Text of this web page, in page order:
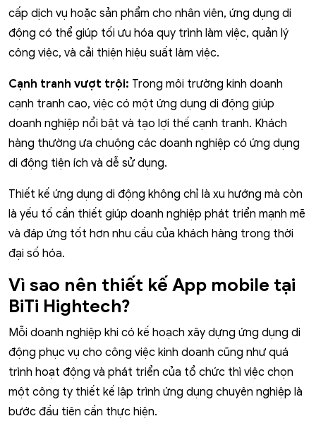
cấp dịch vụ hoặc sản phẩm cho nhân viên, ứng dụng di
động có thể giúp tối ưu hóa quy trình làm việc, quản lý
công việc, và cải thiện hiệu suất làm việc.
Cạnh tranh vượt trội: Trong môi trường kinh doanh
cạnh tranh cao, việc có một ứng dụng di động giúp
doanh nghiệp nổi bật và tạo lợi thế cạnh tranh. Khách
hàng thường ưa chuộng các doanh nghiệp có ứng dụng
di động tiện ích và dễ sử dụng.
Thiết kế ứng dụng di động không chỉ là xu hướng mà còn
là yếu tố cần thiết giúp doanh nghiệp phát triển mạnh mẽ
và đáp ứng tốt hơn nhu cầu của khách hàng trong thời
đại số hóa.
Vì sao nên thiết kế App mobile tại
BiTi Hightech?
Mỗi doanh nghiệp khi có kế hoạch xây dựng ứng dụng di
động phục vụ cho công việc kinh doanh cũng như quá
trình hoạt động và phát triển của tổ chức thì việc chọn
một công ty thiết kế lập trình ứng dụng chuyên nghiệp là
bước đầu tiên cần thực hiện.